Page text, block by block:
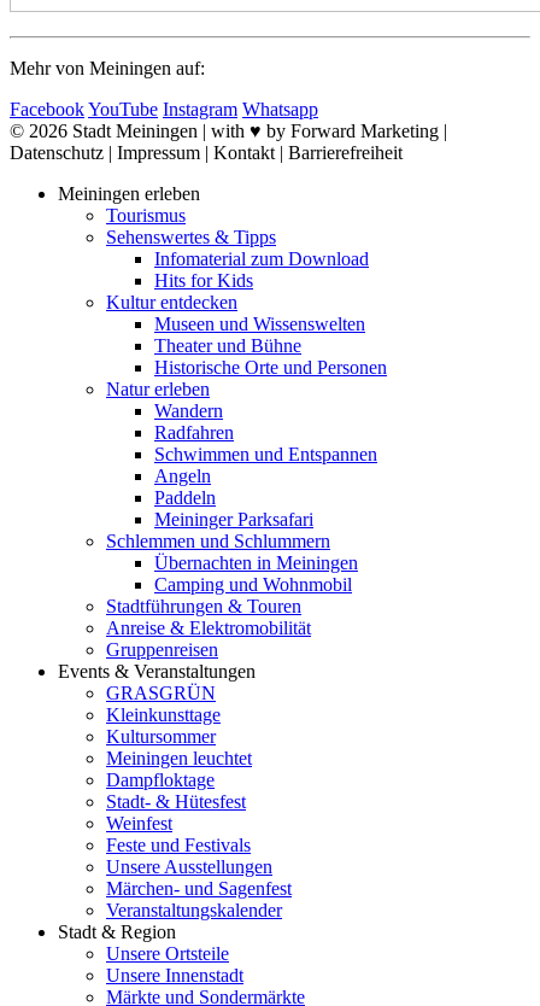
Mehr von Meiningen auf:
FacebookYouTube Instagram Whatsapp
© 2026 Stadt Meiningen | with ♥ by Forward Marketing |
Datenschutz | Impressum | Kontakt | Barrierefreiheit
Meiningen erleben
Tourismus
Sehenswertes & Tipps
Infomaterial zum Download
Hits for Kids
Kultur entdecken
Museen und Wissenswelten
Theater und Bühne
Historische Orte und Personen
Natur erleben
Wandern
Radfahren
Schwimmen und Entspannen
Angeln
Paddeln
Meininger Parksafari
Schlemmen und Schlummern
Übernachten in Meiningen
Camping und Wohnmobil
Stadtführungen & Touren
Anreise & Elektromobilität
Gruppenreisen
Events & Veranstaltungen
GRASGRÜN
Kleinkunsttage
Kultursommer
Meiningen leuchtet
Dampfloktage
Stadt- & Hütesfest
Weinfest
Feste und Festivals
Unsere Ausstellungen
Märchen- und Sagenfest
Veranstaltungskalender
Stadt & Region
Unsere Ortsteile
Unsere Innenstadt
Märkte und Sondermärkte